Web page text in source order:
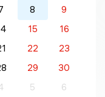
8
9
15
16
22
23
29
30
5 6